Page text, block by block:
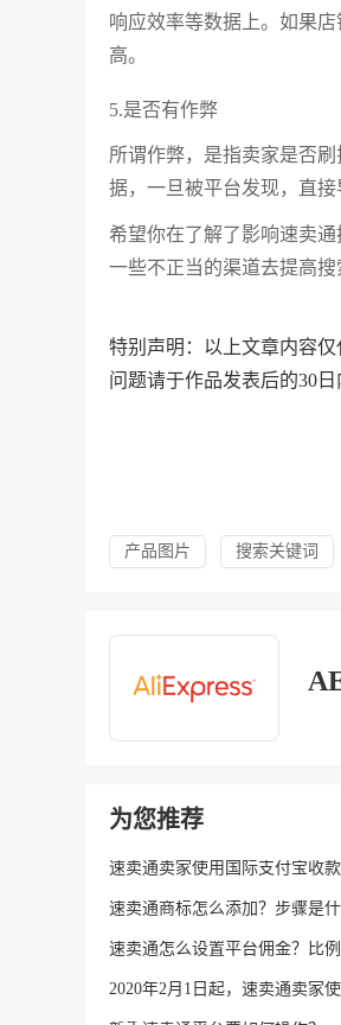
响应效率等数据上。如果
高。
5.是否有作弊
所谓作弊，是指卖家是否
据，一旦被平台发现，直接
希望你在了解了影响速卖
一些不正当的渠道去提高搜
特别声明：以上文章内容
问题请于作品发表后的30日
产品图片 搜索关键词
为您推荐
速卖通卖家使用国际支付宝收
速卖通商标怎么添加？步骤是什
速卖通怎么设置平台佣金？比例